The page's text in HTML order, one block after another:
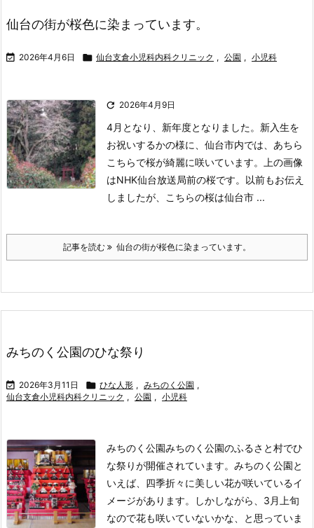
仙台の街が桜色に染まっています。
 2026年4月6日  仙台支倉小児科内科クリニック , 公園 , 小児科
 2026年4月9日
4月となり、新年度となりました。 新入生を
お祝いするかの様に、仙台市内では、あちら
こちらで桜が綺麗に咲いています。
上の画像
はNHK仙台放送局前の桜です。 以前もお伝え
しましたが、こちらの桜は仙台市 ...
記事を読む 仙台の街が桜色に染まっています。
みちのく公園のひな祭り
 2026年3月11日  ひな人形 , みちのく公園 ,
仙台支倉小児科内科クリニック , 公園 , 小児科
みちのく公園みちのく公園のふるさと村でひ
な祭りが開催されています。 みちのく公園と
いえば、四季折々に美しい花が咲いているイ
メージがあります。
しかしながら、3月上旬
なので花も咲いていないかな、と思っていま